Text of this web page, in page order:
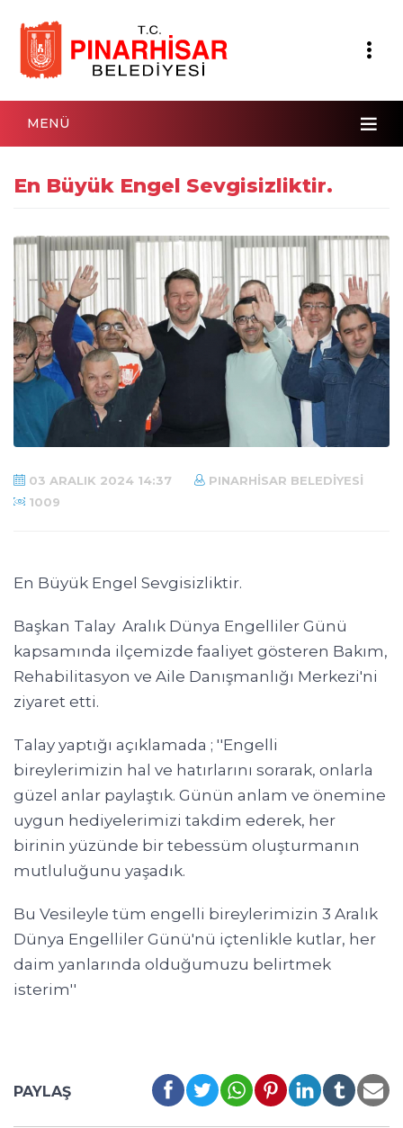
MENÜ
En Büyük Engel Sevgisizliktir.
03 ARALIK 2024 14:37
PINARHISAR BELEDIYESI
1009
En Büyük Engel Sevgisizliktir.
Başkan Talay Aralık Dünya Engelliler Günü
kapsamında ilçemizde faaliyet gösteren Bakım,
Rehabilitasyon ve Aile Danışmanlığı Merkezi'ni
ziyaret etti.
Talay yaptığı açıklamada ; ''Engelli
bireylerimizin hal ve hatırlarını sorarak, onlarla
güzel anlar paylaştık. Günün anlam ve önemine
uygun hediyelerimizi takdim ederek, her
birinin yüzünde bir tebessüm oluşturmanın
mutluluğunu yaşadık.
Bu Vesileyle tüm engelli bireylerimizin 3 Aralık
Dünya Engelliler Günü'nü içtenlikle kutlar, her
daim yanlarında olduğumuzu belirtmek
isterim''
PAYLAŞ